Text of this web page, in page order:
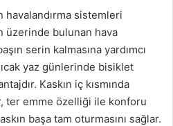
havalandırma sistemleri
üzerinde bulunan hava
serin kalmasına yardımcı
yaz günlerinde bisiklet
Kaskın iç kısmında
ter emme özelliği ile konforu
başa tam oturmasını sağlar.